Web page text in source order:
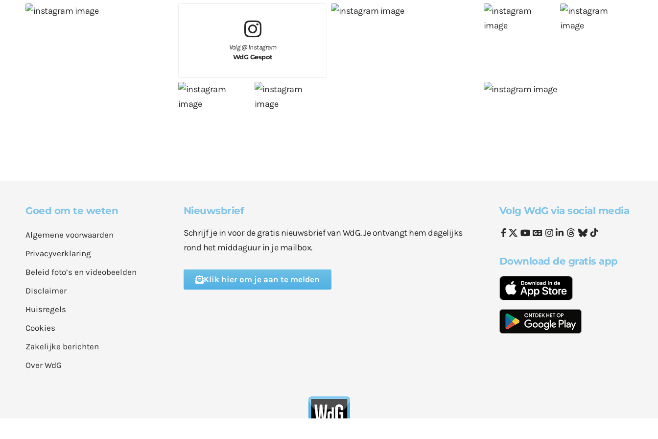
Volg @ Instagram
WdG Gespot
Goed om te weten
Algemene voorwaarden
Privacyverklaring
Beleid foto’s en videobeelden
Disclaimer
Huisregels
Cookies
Zakelijke berichten
Over WdG
Nieuwsbrief
Schrijf je in voor de gratis nieuwsbrief van WdG. Je ontvangt hem dagelijks
rond het middaguur in je mailbox.
Klik hier om je aan te melden
Volg WdG via social media
Download de gratis app